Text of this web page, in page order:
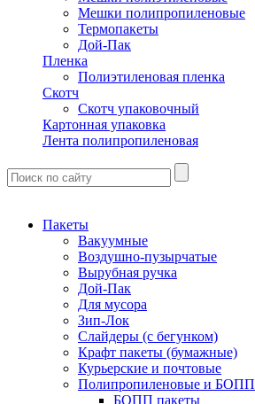
Мешки полипропиленовые
Термопакеты
Дой-Пак
Пленка
Полиэтиленовая пленка
Скотч
Скотч упаковочный
Картонная упаковка
Лента полипропиленовая
Пакеты
Вакуумные
Воздушно-пузырчатые
Вырубная ручка
Дой-Пак
Для мусора
Зип-Лок
Слайдеры (с бегунком)
Крафт пакеты (бумажные)
Курьерские и почтовые
Полипропиленовые и БОПП
БОПП пакеты